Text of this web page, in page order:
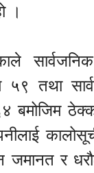
।
तथा
बमोजिम
जमानत र